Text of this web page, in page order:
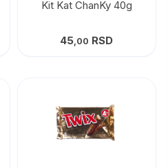
Kit Kat ChanKy 40g
45 ,00 RSD